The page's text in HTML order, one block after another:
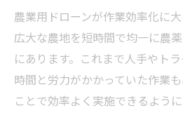
精密な肥料散布を実現する
法
農業用ドローンで精密
均一な肥料散布を支え
農業用ドローン活用で
農業用ドローンが作業効率化に大
広大な農地を短時間で均一に農
にあります。これまで人手やト
時間と労力がかかっていた作業
ことで効率よく実施できるよう